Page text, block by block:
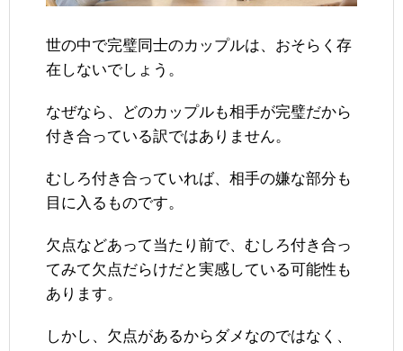
世の中で完璧同士のカップルは、おそらく存
在しないでしょう。
なぜなら、どのカップルも相手が完璧だから
付き合っている訳ではありません。
むしろ付き合っていれば、相手の嫌な部分も
目に入るものです。
欠点などあって当たり前で、むしろ付き合っ
てみて欠点だらけだと実感している可能性も
あります。
しかし、欠点があるからダメなのではなく、